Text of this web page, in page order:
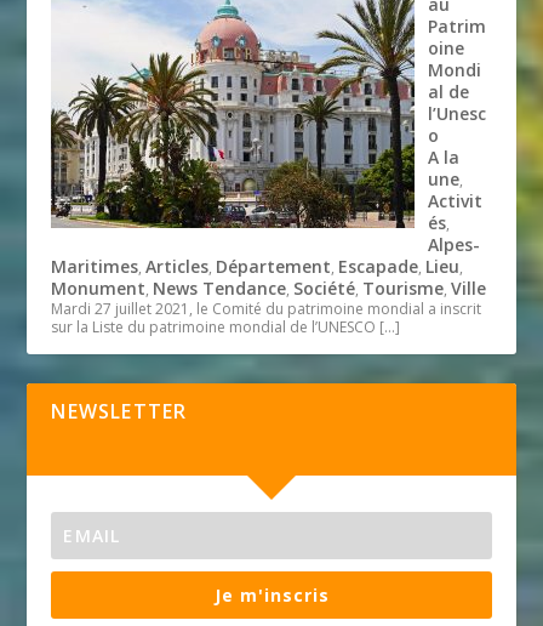
Patrim
oine
Mondi
al de
l’Unesc
o
A la
une,
Activit
és,
Alpes-
Maritimes,Articles, Département, Escapade, Lieu,
Monument, News Tendance, Société, Tourisme,Ville
Mardi 27 juillet 2021, le Comité du patrimoine mondial a inscrit
sur la Liste du patrimoine mondial de l’UNESCO […]
NEWSLETTER
Je m'inscris